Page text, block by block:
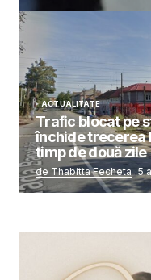
ACTUALITATE
Trafic blocat pe
închide trecerea
timp de două zile
de Thabitta Fecheta 5